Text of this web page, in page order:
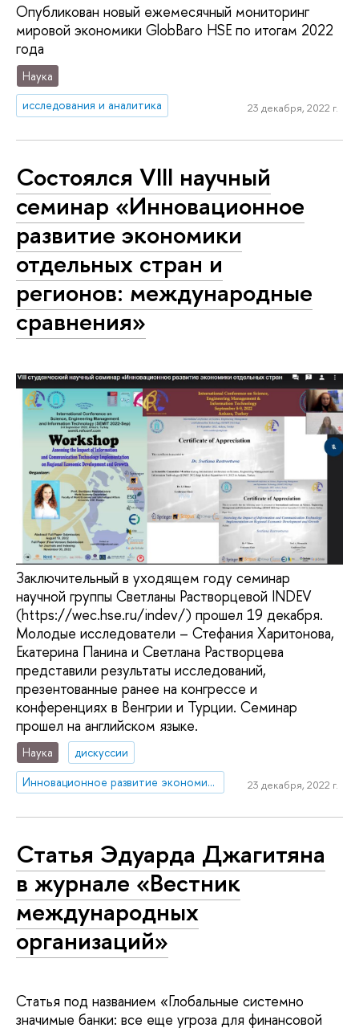
Опубликован новый ежемесячный мониторинг
мировой экономики GlobBaro HSE по итогам 2022
года
Наука
исследования и аналитика
23 декабря, 2022 г.
Состоялся VIII научный
семинар «Инновационное
развитие экономики
отдельных стран и
регионов: международные
сравнения»
Заключительный в уходящем году семинар
научной группы Светланы Растворцевой INDEV
(https://wec.hse.ru/indev/) прошел 19 декабря.
Молодые исследователи – Стефания Харитонова,
Екатерина Панина и Светлана Растворцева
представили результаты исследований,
презентованные ранее на конгрессе и
конференциях в Венгрии и Турции. Семинар
прошел на английском языке.
Наука
дискуссии
Инновационное развитие экономики регионов: международные сравнения
23 декабря, 2022 г.
Статья Эдуарда Джагитяна
в журнале «Вестник
международных
организаций»
Статья под названием «Глобальные системно
значимые банки: все еще угроза для финансовой